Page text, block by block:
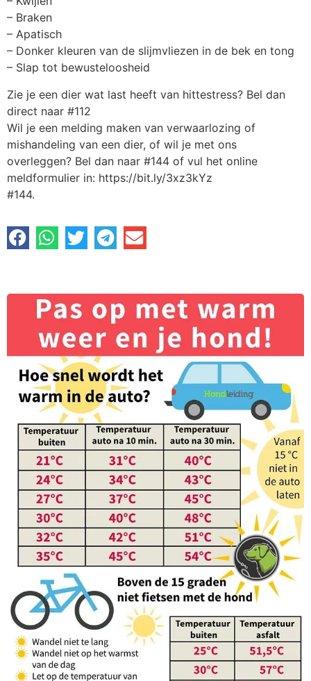
– Braken
– Apatisch
– Donker kleuren van de slijmvliezen in de bek en tong
– Slap tot bewusteloosheid
Zie je een dier wat last heeft van hittestress? Bel dan
direct naar #112
Wil je een melding maken van verwaarlozing of
mishandeling van een dier, of wil je met ons
overleggen? Bel dan naar #144 of vul het online
meldformulier in: https://bit.ly/3xz3kYz
#144.